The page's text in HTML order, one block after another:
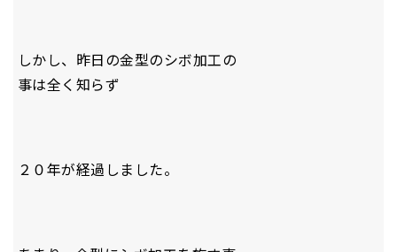
しかし、昨日の金型のシボ加工の
事は全く知らず
２０年が経過しました。